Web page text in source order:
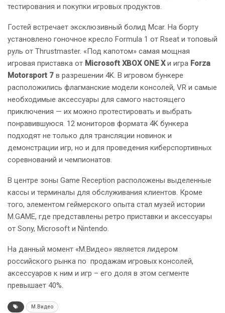
тестирования и покупки игровых продуктов.
Гостей встречает эксклюзивный болид Mcar. На борту
установлено гоночное кресло Formula 1 от Rseat и топовый
руль от Thrustmaster. «Под капотом» самая мощная
игровая приставка от Microsoft XBOX ONE Xи игра Forza
Motorsport 7 в разрешении 4K. В игровом бункере
расположились флагманские модели консолей, VR и самые
необходимые аксессуары для самого настоящего
приключения — их можно протестировать и выбрать
понравившуюся. 12 мониторов формата 4K бункера
подходят не только для трансляции новинок и
демонстрации игр, но и для проведения киберспортивных
соревнований и чемпионатов.
В центре зоны Game Reception расположены выделенные
кассы и терминалы для обслуживания клиентов. Кроме
того, элементом геймерского опыта стал музей истории
M.GAME, где представлены ретро приставки и аксессуары
от Sony, Microsoft и Nintendo.
На данный момент «М.Видео» является лидером
российского рынка по продажам игровых консолей,
аксессуаров к ним и игр – его доля в этом сегменте
превышает 40%.
М.Видео